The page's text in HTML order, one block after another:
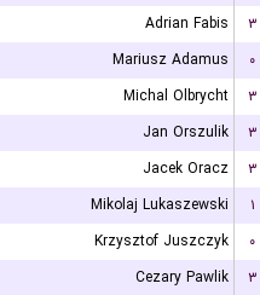
Adrian Fabis
۳
Mariusz Adamus
۰
Michal Olbrycht
۳
Jan Orszulik
۳
Jacek Oracz
۳
Mikolaj Lukaszewski
۱
Krzysztof Juszczyk
۰
Cezary Pawlik
۳